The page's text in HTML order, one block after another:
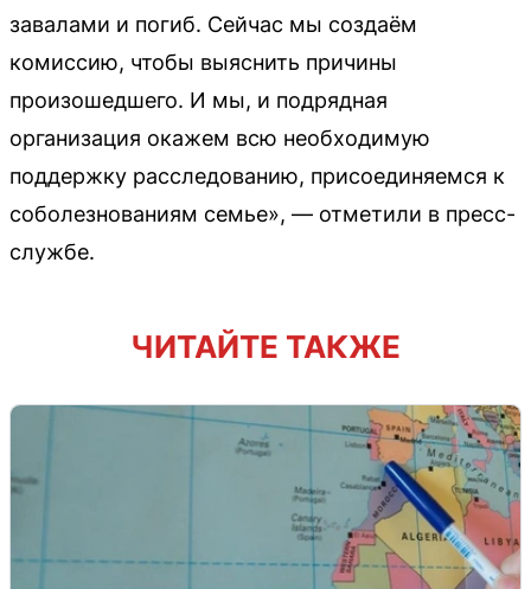
завалами и погиб. Сейчас мы создаём
комиссию, чтобы выяснить причины
произошедшего. И мы, и подрядная
организация окажем всю необходимую
поддержку расследованию, присоединяемся к
соболезнованиям семье», — отметили в пресс-
службе.
ЧИТАЙТЕ ТАКЖЕ